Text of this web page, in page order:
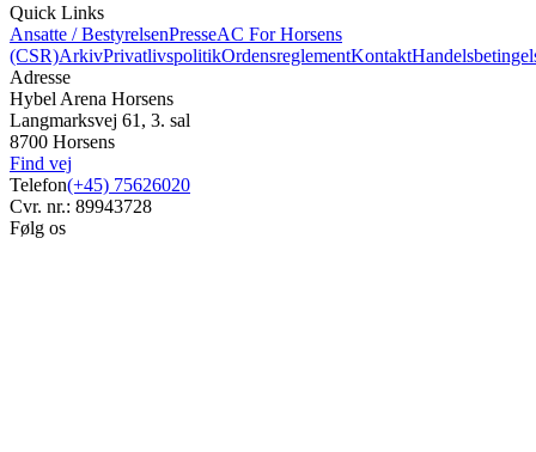
Quick Links
Ansatte / BestyrelsenPresseAC For Horsens
(CSR)ArkivPrivatlivspolitikOrdensreglementKontakt
Adresse
Hybel Arena Horsens
Langmarksvej 61, 3. sal
8700 Horsens
Find vej
Telefon(+45) 75626020
Cvr. nr.: 89943728
Følg os